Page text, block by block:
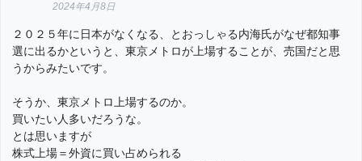
2024年4月8日
２０２５年に日本がなくなる、とおっしゃる内海氏がなぜ都知事
選に出るかというと、東京メトロが上場することが、売国だと思
うからみたいです。
そうか、東京メトロ上場するのか。
買いたい人多いだろうな。
とは思いますが
株式上場＝外資に買い占められる